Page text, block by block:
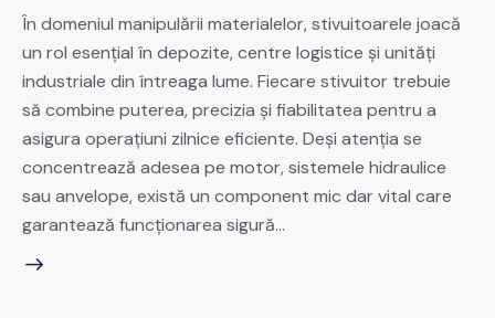
În domeniul manipulării materialelor, stivuitoarele joacă
un rol esențial în depozite, centre logistice și unități
industriale din întreaga lume. Fiecare stivuitor trebuie
să combine puterea, precizia și fiabilitatea pentru a
asigura operațiuni zilnice eficiente. Deși atenția se
concentrează adesea pe motor, sistemele hidraulice
sau anvelope, există un component mic dar vital care
garantează funcționarea sigură…